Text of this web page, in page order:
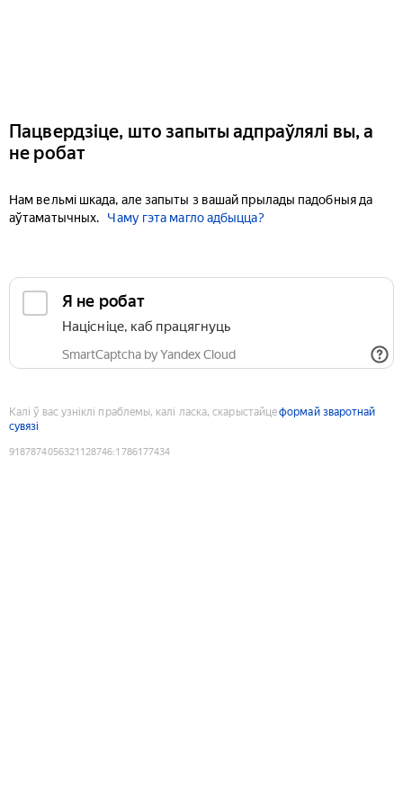
Пацвердзіце, што запыты адпраўлялі вы, а
не робат
Нам вельмі шкада, але запыты з вашай прылады падобныя да
аўтаматычных.
Чаму гэта магло адбыцца?
Я не робат
Націсніце, каб працягнуць
SmartCaptcha by Yandex Cloud
Калі ў вас узніклі праблемы, калі ласка, скарыстайцеформай зваротнай
сувязі
9187874056321128746:1786177434